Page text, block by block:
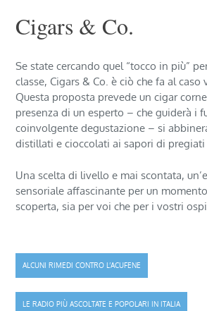
Cigars & Co.
Se state cercando quel “tocco in più”
classe, Cigars & Co. è ciò che fa al caso
Questa proposta prevede un cigar
presenza di un esperto – che guiderà i
coinvolgente degustazione – si
distillati e cioccolati ai sapori di pregiati
Una scelta di livello e mai scontata,
sensoriale affascinante per un
scoperta, sia per voi che per i vostri
Navigazione
articoli
ALCUNI RIMEDI CONTRO L’ACUFENE
LE RADIO PIÙ ASCOLTATE E POPOLARI IN ITALIA